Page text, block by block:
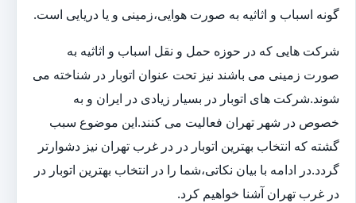
گونه اسباب و اثاثیه به صورت هوایی،زمینی و یا دریایی است.
شرکت هایی که در حوزه حمل و نقل اسباب و اثاثیه به
صورت زمینی می باشند نیز تحت عنوان اتوبار در شناخته می
شوند.شرکت های اتوبار در بسیار زیادی در ایران و به
خصوص در شهر تهران فعالیت می کنند.این موضوع سبب
گشته که انتخاب بهترین اتوبار در در غرب تهران نیز دشوارتر
گردد.در ادامه با بیان نکاتی،شما را در انتخاب بهترین اتوبار در
در غرب تهران آشنا خواهیم کرد.